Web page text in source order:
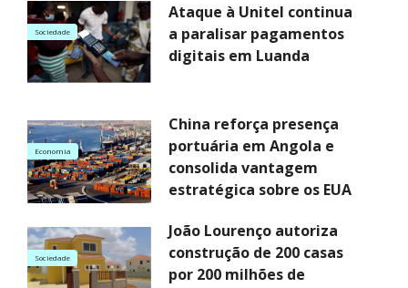
Sociedade
Ataque à Unitel continua
a paralisar pagamentos
digitais em Luanda
Economia
China reforça presença
portuária em Angola e
consolida vantagem
estratégica sobre os EUA
Sociedade
João Lourenço autoriza
construção de 200 casas
por 200 milhões de